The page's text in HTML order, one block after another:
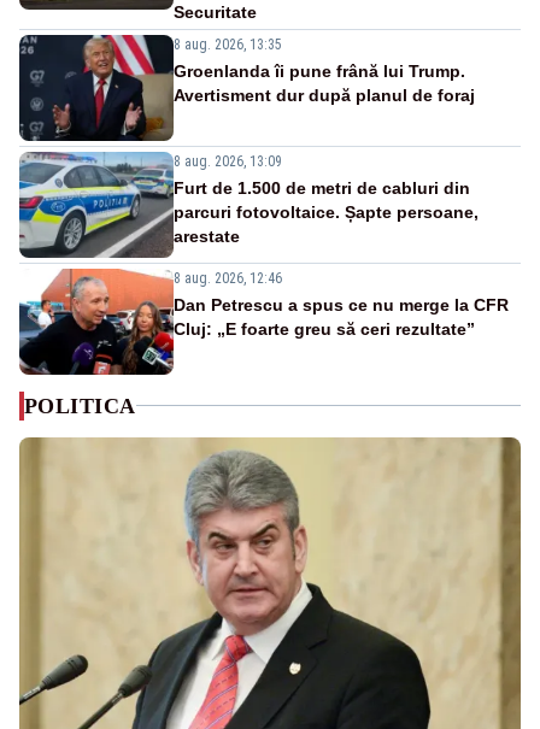
Securitate
8 aug. 2026, 13:35
Groenlanda îi pune frână lui Trump.
Avertisment dur după planul de foraj
8 aug. 2026, 13:09
Furt de 1.500 de metri de cabluri din
parcuri fotovoltaice. Șapte persoane,
arestate
8 aug. 2026, 12:46
Dan Petrescu a spus ce nu merge la CFR
Cluj: „E foarte greu să ceri rezultate”
POLITICA